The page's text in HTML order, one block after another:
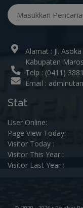
Alamat : Jl.
Kabupaten
Telp : (0411)
Email :
Stat
User Online:
Page View Today:
Visitor Today :
Visitor This Year :
Visitor Last Year :